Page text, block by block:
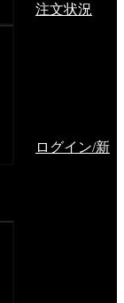
注文状況
ログイン/新